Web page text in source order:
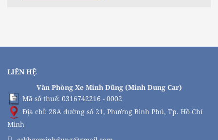
LIÊN HỆ
Văn Phòng Xe Minh Dũng (Minh Dung Car)
Mã số thuế: 0316742216 - 0002
Địa chỉ: 28A đường số 21, Phường Bình Phú, Tp. Hồ Chí
Minh